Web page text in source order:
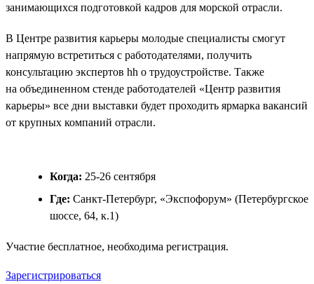
занимающихся подготовкой кадров для морской отрасли.
В Центре развития карьеры молодые специалисты смогут
напрямую встретиться с работодателями, получить
консультацию экспертов hh о трудоустройстве. Также
на объединенном стенде работодателей «Центр развития
карьеры» все дни выставки будет проходить ярмарка вакансий
от крупных компаний отрасли.
Когда: 25-26 сентября
Где: Санкт-Петербург, «Экспофорум» (Петербургское
шоссе, 64, к.1)
Участие бесплатное, необходима регистрация.
Зарегистрироваться